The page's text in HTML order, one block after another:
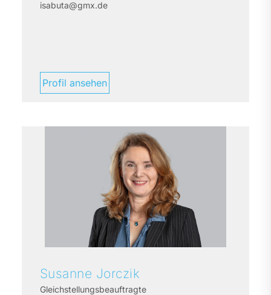
isabuta@gmx.de
Profil ansehen
Susanne Jorczik
Gleichstellungsbeauftragte